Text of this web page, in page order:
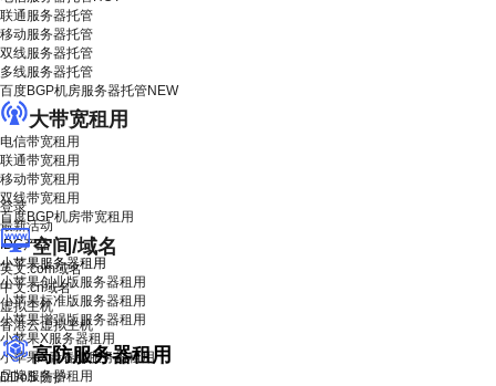
联通服务器托管
移动服务器托管
双线服务器托管
多线服务器托管
百度BGP机房服务器托管NEW
大带宽租用
电信带宽租用
联通带宽租用
移动带宽租用
双线带宽租用
百度BGP机房带宽租用
空间/域名
英文.com域名
中文.cn域名
虚拟主机
香港云虚拟主机
高防服务器租用
DDoS 防护
登录
最新活动
IDC产品
小苹果服务器租用
小苹果创业版服务器租用
小苹果标准版服务器租用
小苹果增强版服务器租用
小苹果X服务器租用
小苹果X青春版服务器租用
品牌服务器租用